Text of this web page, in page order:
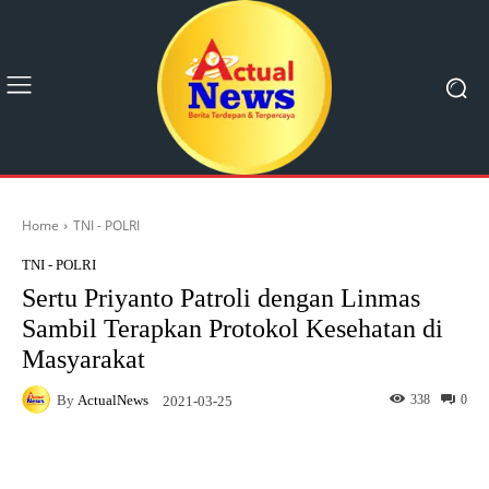
Home TNI - POLRI
TNI - POLRI
Sertu Priyanto Patroli dengan Linmas
Sambil Terapkan Protokol Kesehatan di
Masyarakat
By ActualNews 2021-03-25 0
338